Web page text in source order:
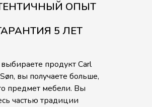
ОПЫТ
5 ЛЕТ
продукт Carl
вы получаете больше,
предмет мебели. Вы
частью традиции